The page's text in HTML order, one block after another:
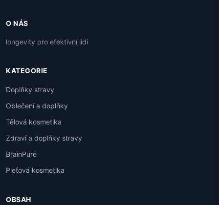
O NÁS
longevity pro efektivní lidi
KATEGORIE
Doplňky stravy
Oblečení a doplňky
Tělová kosmetika
Zdraví a doplňky stravy
BrainPure
Pleťová kosmetika
OBSAH